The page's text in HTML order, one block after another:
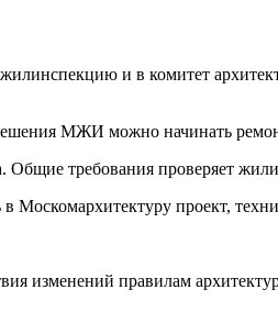
и в комитет
МЖИ можно начинать
требования проверяет
проект,
изменений правилам